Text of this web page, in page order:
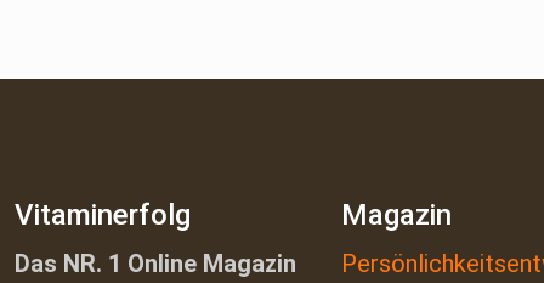
€29,99€0,00.
Vitaminerfolg
Das NR. 1 Online Magazin
Magazin